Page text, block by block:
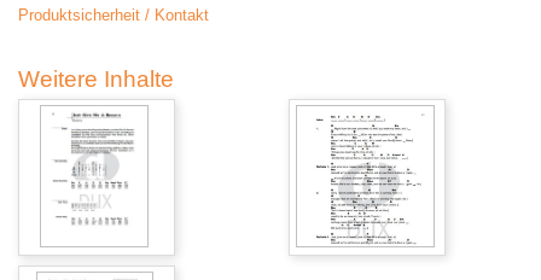
Produktsicherheit / Kontakt
Weitere Inhalte